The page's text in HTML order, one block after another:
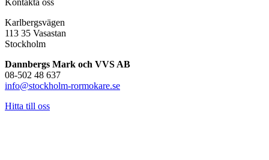
Kontakta oss
Karlbergsvägen
113 35 Vasastan
Stockholm
Dannbergs Mark och VVS AB
08-502 48 637
info@stockholm-rormokare.se
Hitta till oss